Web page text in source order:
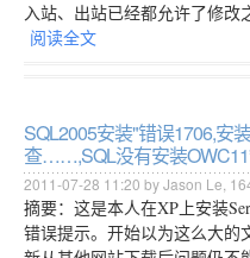
入站、出站已经都允许了修改
阅读全文
SQL2005安装"错误1706,安
查……,SQL没有安装
2011-07-28 11:20 by Jason Le,
摘要：这是本人在XP上安装
错误提示。开始以为这么大的